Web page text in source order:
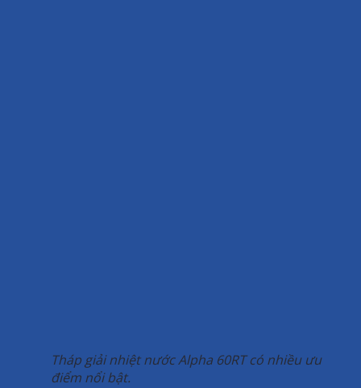
Tháp giải nhiệt nước Alpha 60RT có nhiều ưu
điểm nổi bật.